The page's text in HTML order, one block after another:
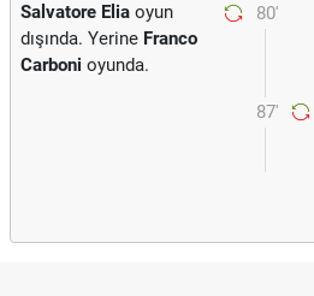
80'
Salvatore Elia oyun
dışında. Yerine Franco
Carboni oyunda.
87'